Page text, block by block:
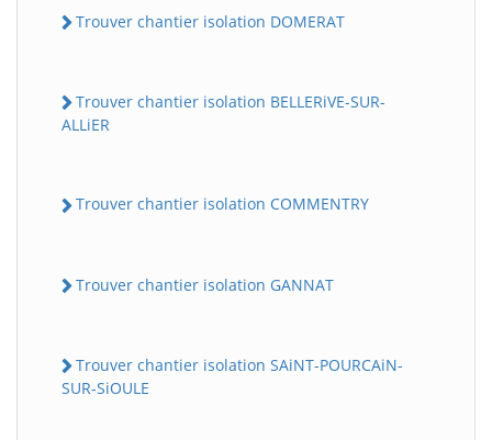
Trouver chantier isolation DOMERAT
Trouver chantier isolation BELLERiVE-SUR-
ALLiER
Trouver chantier isolation COMMENTRY
Trouver chantier isolation GANNAT
Trouver chantier isolation SAiNT-POURCAiN-
SUR-SiOULE